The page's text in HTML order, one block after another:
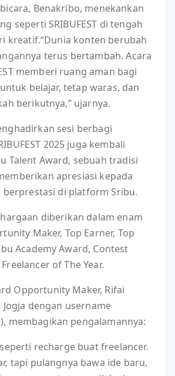
Benakribo, menekankan
seperti SRIBUFEST di tengah
kreatif.“Dunia konten berubah
terus bertambah. Acara
memberi ruang aman bagi
belajar, tetap waras, dan
berikutnya,” ujarnya.
sesi berbagi
2025 juga kembali
Talent Award, sebuah tradisi
apresiasi kepada
berprestasi di platform Sribu.
diberikan dalam enam
Maker, Top Earner, Top
Academy Award, Contest
of The Year.
Opportunity Maker, Rifai
dengan username
membagikan pengalamannya:
seperti recharge buat freelancer.
tapi pulangnya bawa ide baru,